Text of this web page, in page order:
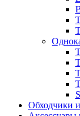
Обходчики